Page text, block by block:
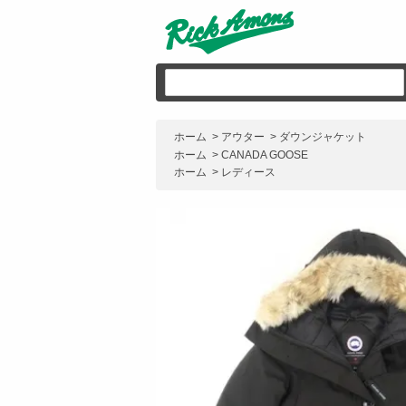
ホーム > アウター > ダウンジャケット
ホーム > CANADA GOOSE
ホーム > レディース